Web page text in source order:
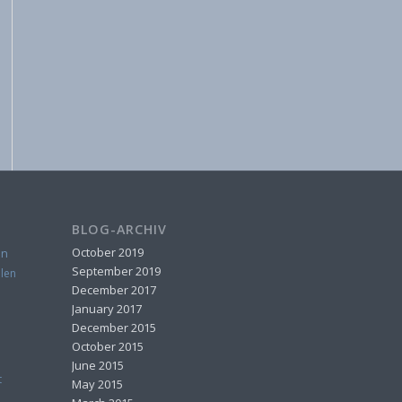
BLOG-ARCHIV
October 2019
September 2019
December 2017
January 2017
December 2015
October 2015
June 2015
May 2015